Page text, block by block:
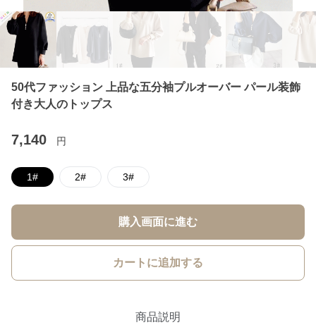
50代ファッション 上品な五分袖プルオーバー パール装飾
付き大人のトップス
7,140 円
1# 2# 3#
購入画面に進む
カートに追加する
商品説明